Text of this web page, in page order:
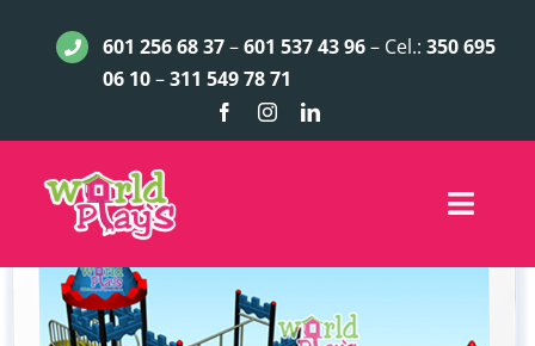
601 256 68 37–601 537 43 96– Cel.: 350 695
06 10–311 549 78 71
Toggle
INICIO